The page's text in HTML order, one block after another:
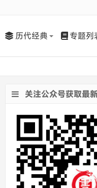
历代经典 专题列
关注公众号获取最